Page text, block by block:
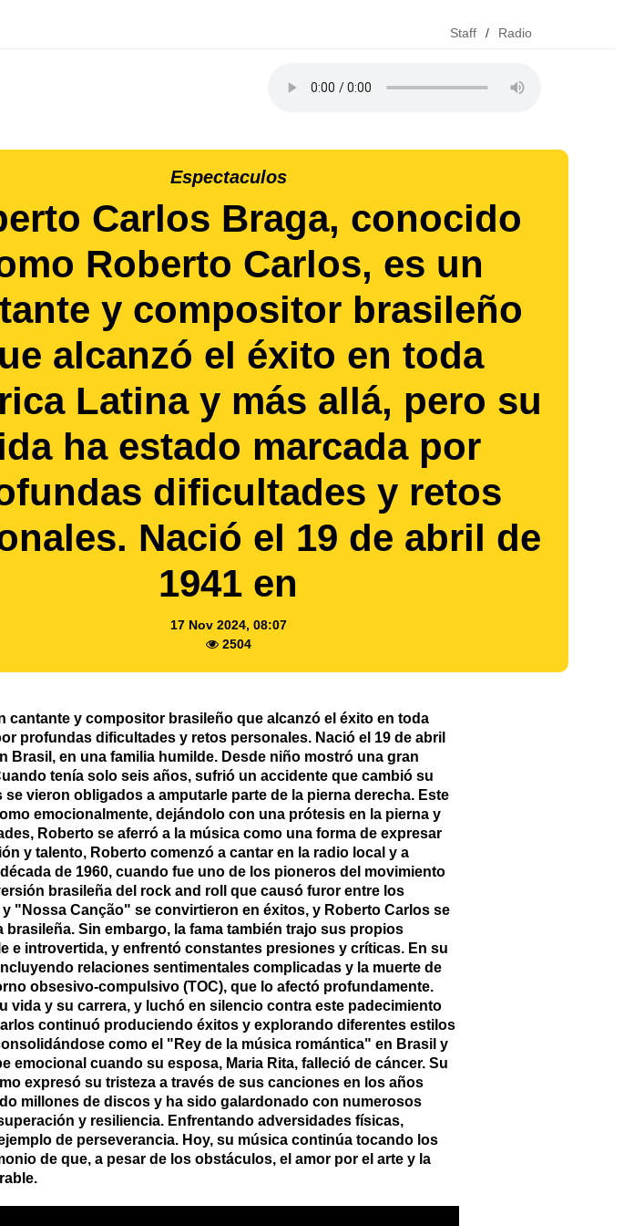
Staff / Radio
Espectaculos
Carlos Braga, conocido
Roberto Carlos, es un
y compositor brasileño
alcanzó el éxito en toda
Latina y más allá, pero su
ha estado marcada por
dificultades y retos
Nació el 19 de abril de
1941 en
17 Nov 2024, 08:07
2504
y compositor brasileño que alcanzó el éxito en toda
profundas dificultades y retos personales. Nació el 19 de abril
Brasil, en una familia humilde. Desde niño mostró una gran
tenía solo seis años, sufrió un accidente que cambió su
vieron obligados a amputarle parte de la pierna derecha. Este
emocionalmente, dejándolo con una prótesis en la pierna y
Roberto se aferró a la música como una forma de expresar
y talento, Roberto comenzó a cantar en la radio local y a
de 1960, cuando fue uno de los pioneros del movimiento
brasileña del rock and roll que causó furor entre los
"Nossa Canção" se convirtieron en éxitos, y Roberto Carlos se
Sin embargo, la fama también trajo sus propios
e introvertida, y enfrentó constantes presiones y críticas. En su
relaciones sentimentales complicadas y la muerte de
obsesivo-compulsivo (TOC), que lo afectó profundamente.
vida y su carrera, y luchó en silencio contra este padecimiento
continuó produciendo éxitos y explorando diferentes estilos
como el "Rey de la música romántica" en Brasil y
emocional cuando su esposa, Maria Rita, falleció de cáncer. Su
expresó su tristeza a través de sus canciones en los años
millones de discos y ha sido galardonado con numerosos
y resiliencia. Enfrentando adversidades físicas,
de perseverancia. Hoy, su música continúa tocando los
de que, a pesar de los obstáculos, el amor por el arte y la